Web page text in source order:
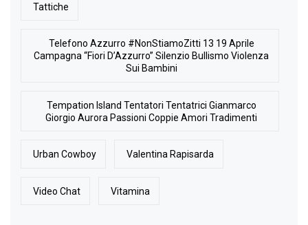
Tattiche
Telefono Azzurro #NonStiamoZitti 13 19 Aprile
Campagna “Fiori D’Azzurro” Silenzio Bullismo Violenza
Sui Bambini
Tempation Island Tentatori Tentatrici Gianmarco
Giorgio Aurora Passioni Coppie Amori Tradimenti
Urban Cowboy Valentina Rapisarda
Video Chat Vitamina